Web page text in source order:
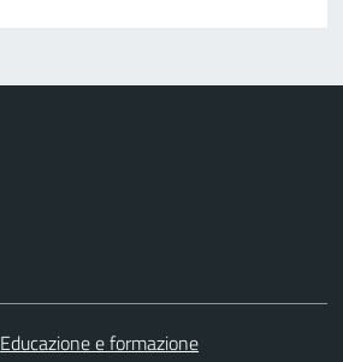
Educazione e formazione